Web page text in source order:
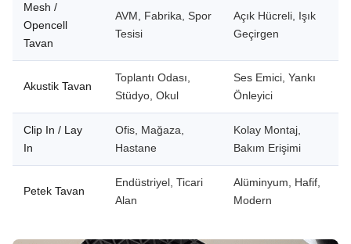
Mesh /
Opencell
Tavan
AVM, Fabrika, Spor
Tesisi
Açık Hücreli, Işık
Geçirgen
Akustik Tavan
Toplantı Odası,
Stüdyo, Okul
Ses Emici, Yankı
Önleyici
Clip In / Lay
In
Ofis, Mağaza,
Hastane
Kolay Montaj,
Bakım Erişimi
Petek Tavan
Endüstriyel, Ticari
Alan
Alüminyum, Hafif,
Modern